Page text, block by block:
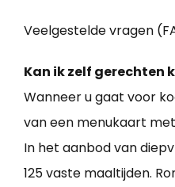
Veelgestelde vragen
Kan ik zelf gerechten
Wanneer u gaat voor
van een menukaart
In het aanbod van
125 vaste maaltijden.